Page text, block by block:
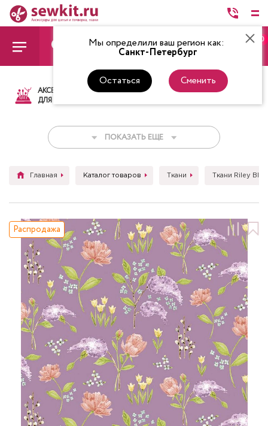
Мы определили ваш регион как:
Санкт-Петербург
Остаться Сменить
0
АКСЕССУАРЫ
ДЛЯ ШИТЬЯ
ТКАНИ НИТКИ
ПОКАЗАТЬ ЕЩЕ
Главная Каталог товаров Ткани Ткани Riley
Распродажа